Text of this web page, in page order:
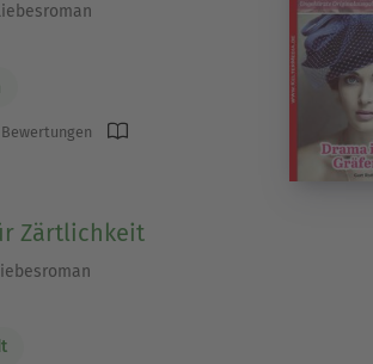
Bewertungen
Zärtlichkeit